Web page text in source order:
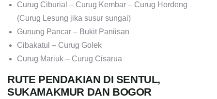
Curug Ciburial – Curug Kembar – Curug Hordeng
(Curug Lesung jika susur sungai)
Gunung Pancar – Bukit Paniisan
Cibakatul – Curug Golek
Curug Mariuk – Curug Cisarua
RUTE PENDAKIAN DI SENTUL,
SUKAMAKMUR DAN BOGOR